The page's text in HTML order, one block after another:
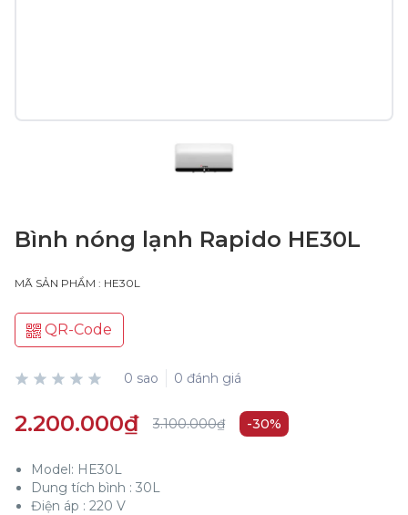
Bình nóng lạnh Rapido HE30L
MÃ SẢN PHẨM : HE30L
QR-Code
0 sao 0 đánh giá
2.200.000₫ 3.100.000₫ -30%
Model: HE30L
Dung tích bình : 30L
Điện áp : 220 V